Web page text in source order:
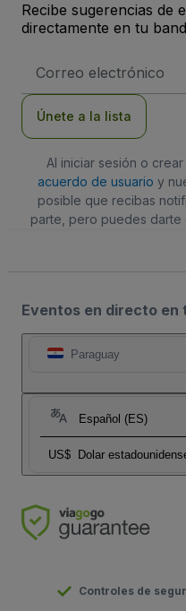
Recibe sugerencias de
directamente en tu
de
Únete a la lista
Al iniciar sesión o
acuerdo de usuario y
posible que recibas
parte, pero puedes darte
Eventos en directo en
Paraguay
Español (ES)
US$ Dolar
Controles de